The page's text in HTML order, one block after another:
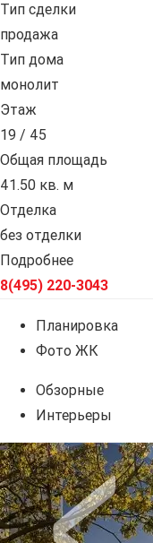
Тип сделки
продажа
Тип дома
монолит
Этаж
19 / 45
Общая площадь
41.50 кв. м
Отделка
без отделки
Подробнее
8(495) 220-3043
Планировка
Фото ЖК
Обзорные
Интерьеры